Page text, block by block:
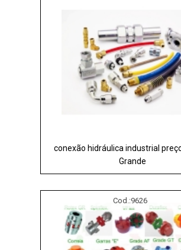
conexão hidráulica industrial
Grande
Cod.:9626